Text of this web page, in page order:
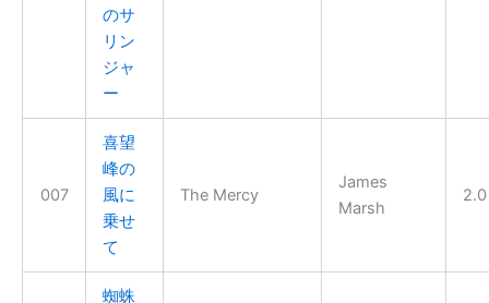
のサ
リン
ジャ
ー
007
喜望
峰の
風に
乗せ
て
The Mercy
James
Marsh
2.0
蜘蛛